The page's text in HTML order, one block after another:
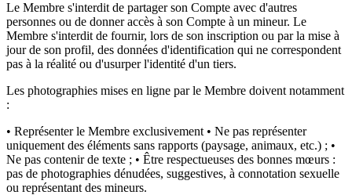
Le Membre s'interdit de partager son Compte avec d'autres
personnes ou de donner accès à son Compte à un mineur. Le
Membre s'interdit de fournir, lors de son inscription ou par la mise à
jour de son profil, des données d'identification qui ne correspondent
pas à la réalité ou d'usurper l'identité d'un tiers.
Les photographies mises en ligne par le Membre doivent notamment
:
• Représenter le Membre exclusivement • Ne pas représenter
uniquement des éléments sans rapports (paysage, animaux, etc.) ; •
Ne pas contenir de texte ; • Être respectueuses des bonnes mœurs :
pas de photographies dénudées, suggestives, à connotation sexuelle
ou représentant des mineurs.